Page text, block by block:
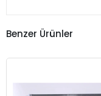
Benzer Ürünler